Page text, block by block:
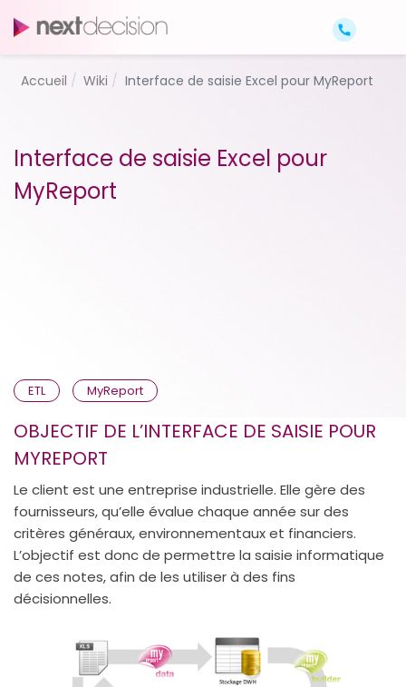
Accueil Wiki Interface de saisie Excel pour MyReport
Interface de saisie Excel pour
MyReport
ETL MyReport
OBJECTIF DE L’INTERFACE DE SAISIE POUR
MYREPORT
Le client est une entreprise industrielle. Elle gère des
fournisseurs, qu’elle évalue chaque année sur des
critères généraux, environnementaux et financiers.
L’objectif est donc de permettre la saisie informatique
de ces notes, afin de les utiliser à des fins
décisionnelles.